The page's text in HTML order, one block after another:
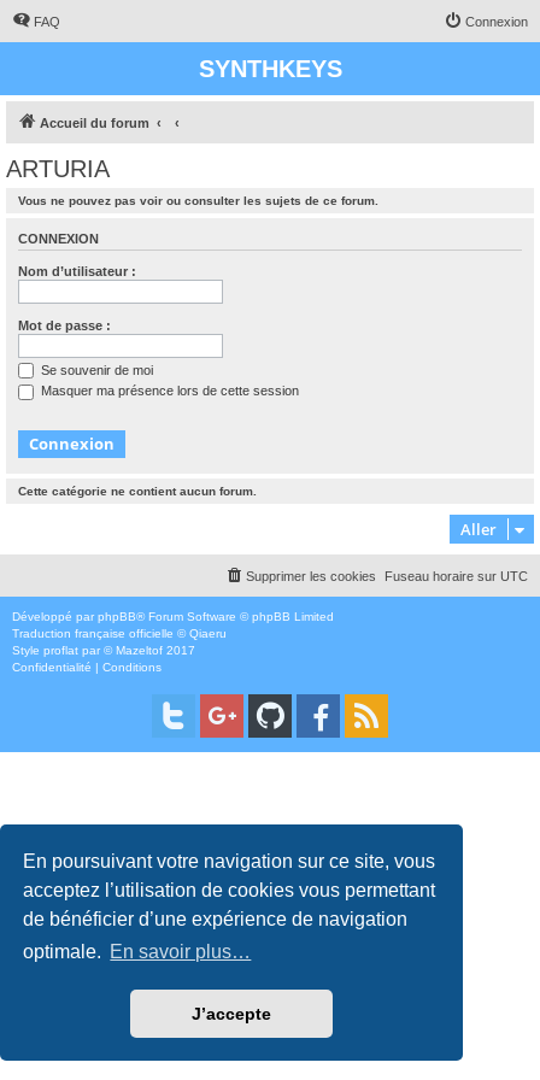
En poursuivant votre navigation sur ce site, vous
acceptez l’utilisation de cookies vous permettant
de bénéficier d’une expérience de navigation
optimale. En savoir plus…
J’accepte
FAQ Connexion
SYNTHKEYS
Accueil du forum
ARTURIA
Vous ne pouvez pas voir ou consulter les sujets de ce forum.
CONNEXION
Nom d’utilisateur :
Mot de passe :
Se souvenir de moi
Masquer ma présence lors de cette session
Cette catégorie ne contient aucun forum.
Aller
Fuseau horaire sur UTC
Supprimer les cookies
Développé par phpBB® Forum Software © phpBB Limited
Traduction française officielle ©Qiaeru
Style proflat par ©Mazeltof 2017
Confidentialité | Conditions